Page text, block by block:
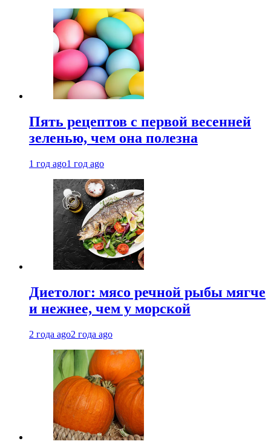
Пять рецептов с первой весенней
зеленью, чем она полезна
1 год ago1 год ago
Диетолог: мясо речной рыбы мягче
и нежнее, чем у морской
2 года ago2 года ago